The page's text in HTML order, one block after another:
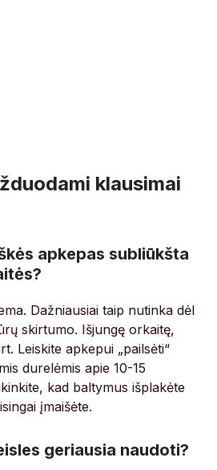
klausimai
apkepas subliūkšta
Dažniausiai taip nutinka dėl
skirtumo. Išjungę orkaitę,
Leiskite apkepui „pailsėti“
durelėmis apie 10-15
kad baltymus išplakėte
įmaišėte.
geriausia naudoti?